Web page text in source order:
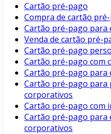
Cartão pré-pago
Compra de cartão
Cartão pré-pago para
Venda de cartão pré-
Cartão pré-pago
Cartão pré-pago com
Cartão pré-pago para
Cartão pré-pago para
corporativos
Cartão pré-pago com
Cartão pré-pago para
corporativos